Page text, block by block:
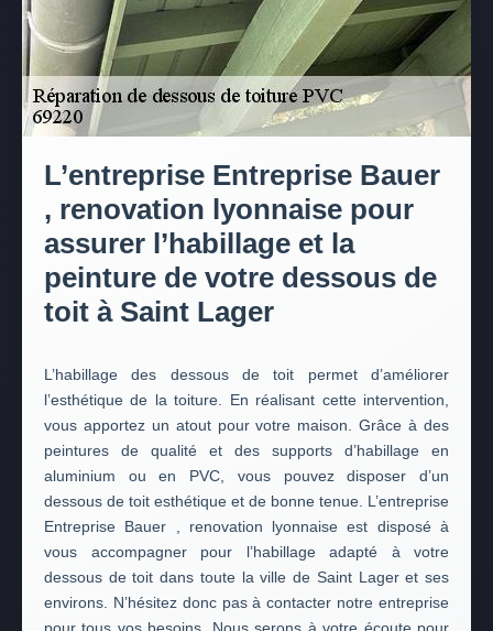
L’entreprise Entreprise Bauer
, renovation lyonnaise pour
assurer l’habillage et la
peinture de votre dessous de
toit à Saint Lager
L’habillage des dessous de toit permet d’améliorer
l’esthétique de la toiture. En réalisant cette intervention,
vous apportez un atout pour votre maison. Grâce à des
peintures de qualité et des supports d’habillage en
aluminium ou en PVC, vous pouvez disposer d’un
dessous de toit esthétique et de bonne tenue. L’entreprise
Entreprise Bauer , renovation lyonnaise est disposé à
vous accompagner pour l’habillage adapté à votre
dessous de toit dans toute la ville de Saint Lager et ses
environs. N’hésitez donc pas à contacter notre entreprise